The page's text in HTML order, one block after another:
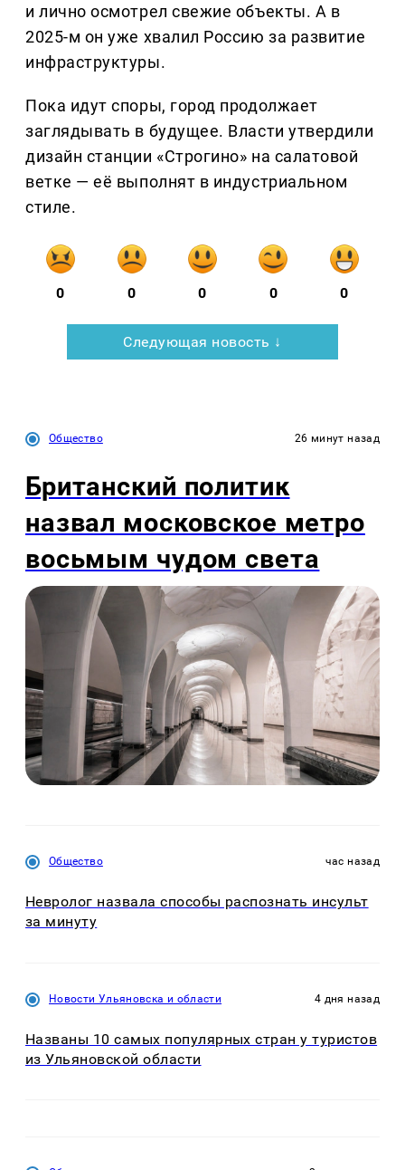
и лично осмотрел свежие объекты. А в
2025-м он уже хвалил Россию за развитие
инфраструктуры.
Пока идут споры, город продолжает
заглядывать в будущее. Власти утвердили
дизайн станции «Строгино» на салатовой
ветке — её выполнят в индустриальном
стиле.
0 0 0 0 0
Следующая новость ↓
Общество 26 минут назад
Британский политик
назвал московское метро
восьмым чудом света
Общество час назад
Невролог назвала способы распознать инсульт
за минуту
Новости Ульяновска и области 4 дня назад
Названы 10 самых популярных стран у туристов
из Ульяновской области